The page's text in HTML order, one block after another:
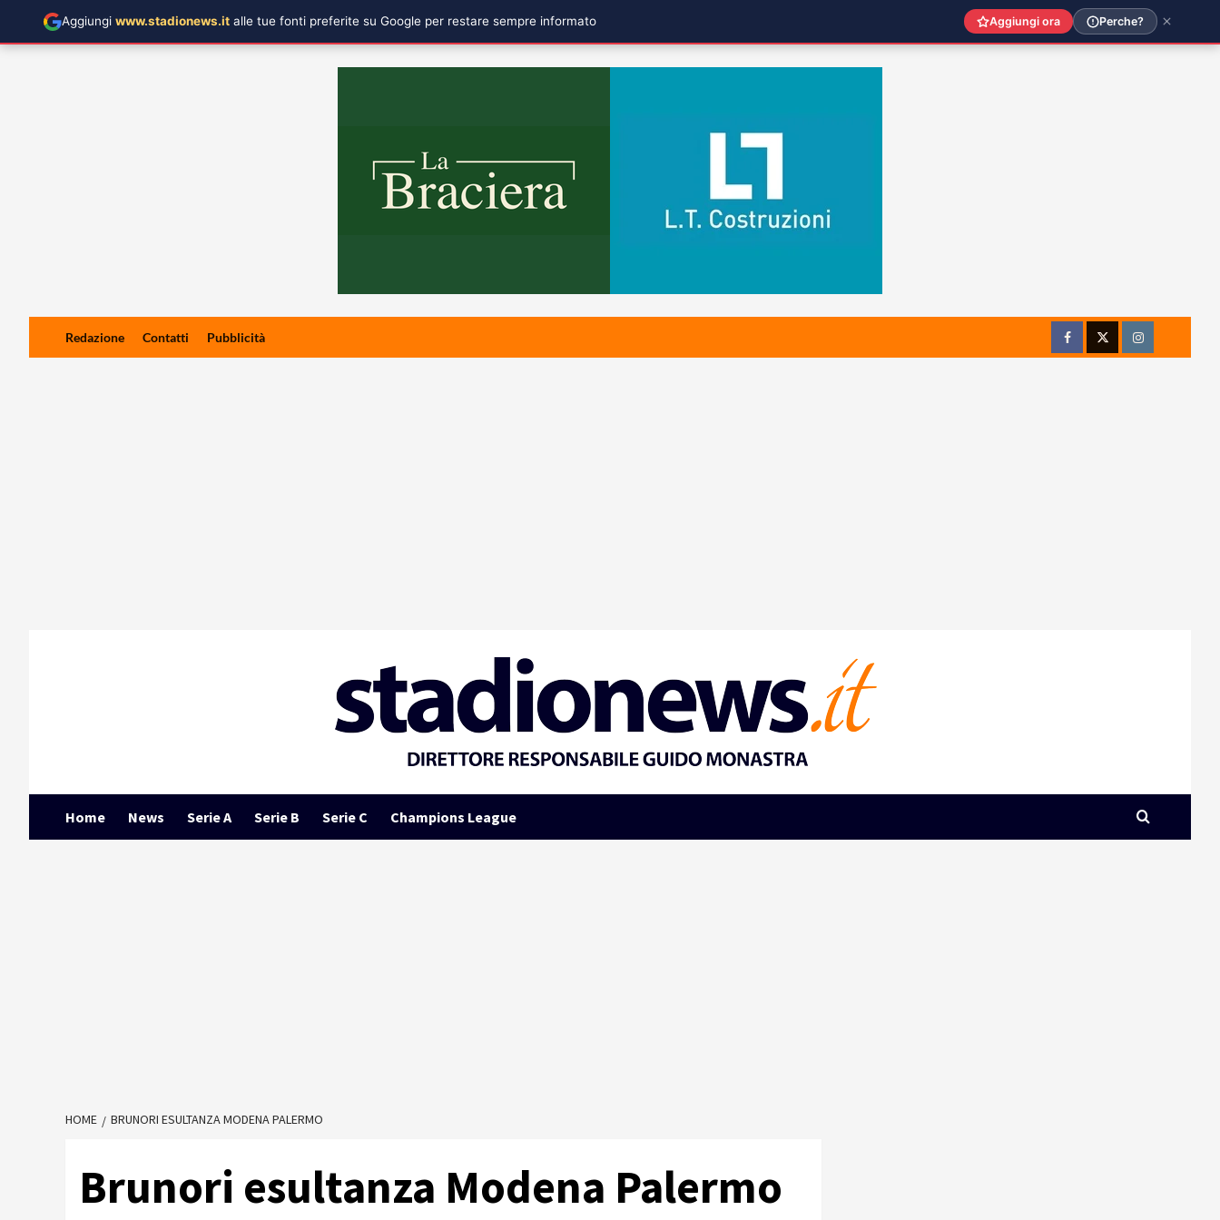
Redazione Contatti Pubblicità
FacebookTwitterInstagram
Home News Serie A Serie B Serie C Champions League
HOME BRUNORI ESULTANZA MODENA PALERMO
Brunori esultanza Modena Palermo
Aggiungi www.stadionews.it alle tue fonti preferite su Google per restare sempre informato Aggiungi ora Perche?